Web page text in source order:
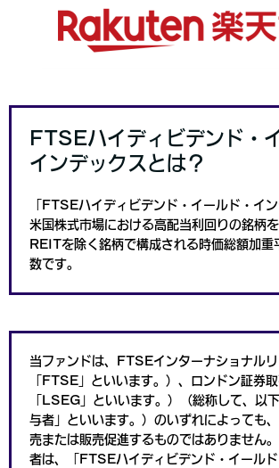
FTSEハイディビデンド・
インデックスとは？
「FTSEハイディビデンド・イールド・イン
米国株式市場における高配当利回りの銘柄を
REITを除く銘柄で構成される時価総額加重
数です。
当ファンドは、FTSEインターナショナル
「FTSE」といいます。）、ロンドン証券
「LSEG」といいます。）（総称して、以
与者」といいます。）のいずれによっても
売または販売促進するものではありません
者は、「FTSEハイディビデンド・イール